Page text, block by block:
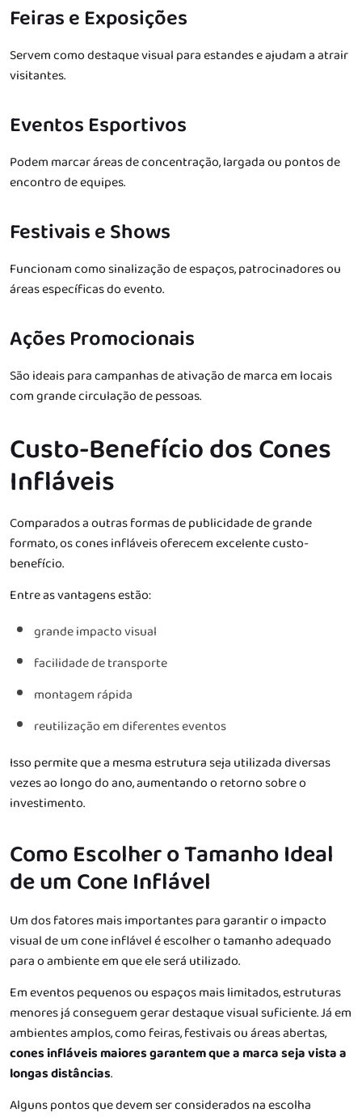
Feiras e Exposições
Servem como destaque visual para estandes e ajudam a atrair
visitantes.
Eventos Esportivos
Podem marcar áreas de concentração, largada ou pontos de
encontro de equipes.
Festivais e Shows
Funcionam como sinalização de espaços, patrocinadores ou
áreas específicas do evento.
Ações Promocionais
São ideais para campanhas de ativação de marca em locais
com grande circulação de pessoas.
Custo-Benefício dos Cones
Infláveis
Comparados a outras formas de publicidade de grande
formato, os cones infláveis oferecem excelente custo-
benefício.
Entre as vantagens estão:
grande impacto visual
facilidade de transporte
montagem rápida
reutilização em diferentes eventos
Isso permite que a mesma estrutura seja utilizada diversas
vezes ao longo do ano, aumentando o retorno sobre o
investimento.
Como Escolher o Tamanho Ideal
de um Cone Inflável
Um dos fatores mais importantes para garantir o impacto
visual de um cone inflável é escolher o tamanho adequado
para o ambiente em que ele será utilizado.
Em eventos pequenos ou espaços mais limitados, estruturas
menores já conseguem gerar destaque visual suficiente. Já em
ambientes amplos, como feiras, festivais ou áreas abertas,
cones infláveis maiores garantem que a marca seja vista a
longas distâncias.
Alguns pontos que devem ser considerados na escolha